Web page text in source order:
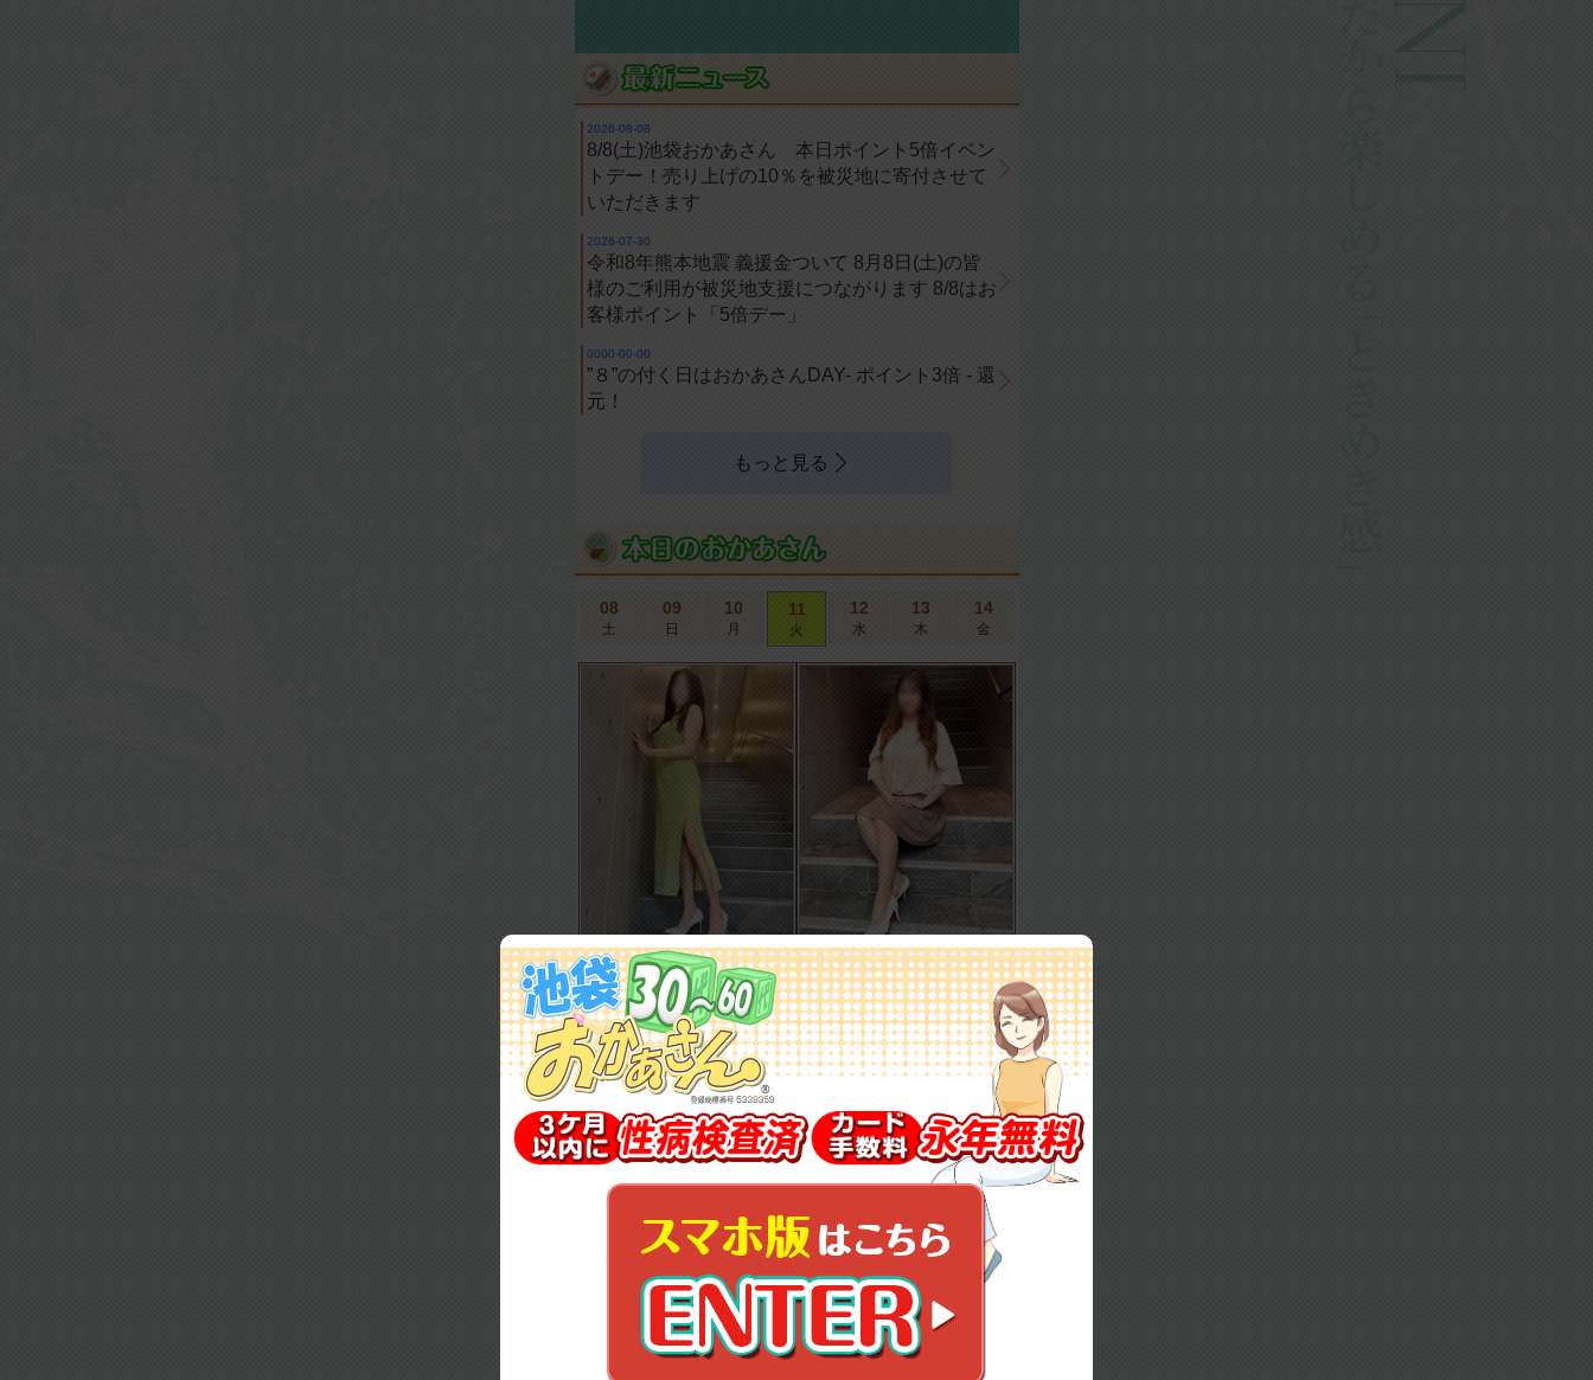
2026-08-08
8/8(土)池袋おかあさん 本日ポイント5倍イベン
トデー！売り上げの10％を被災地に寄付させて
いただきます
2026-07-30
令和8年熊本地震 義援金ついて 8月8日(土)の皆
様のご利用が被災地支援につながります 8/8はお
客様ポイント「5倍デー」
0000-00-00
”８”の付く日はおかあさんDAY- ポイント3倍 - 還
元！
もっと見る
08
土
09
日
10
月
11
火
12
水
13
木
14
金
9:00～15:00
上がり
ご案内可能
つばき
54歳 T.166 B.96(F)W.70H.93
10:00～18:00
上がり
ご案内可能
あいな
T.168B.103(F)W.79H.106